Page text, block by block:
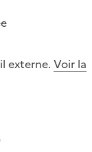
externe. Voir la